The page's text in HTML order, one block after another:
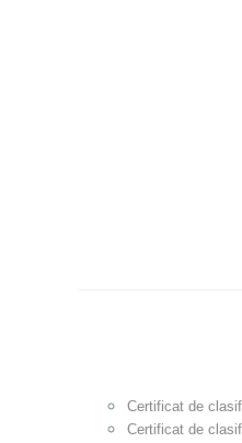
Certificat de
Certificat de